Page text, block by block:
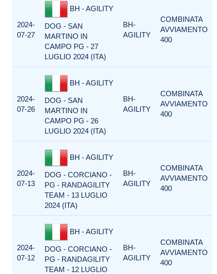
2024-
07-27
BH - AGILITY
DOG - SAN
MARTINO IN
CAMPO PG - 27
LUGLIO 2024 (ITA)
BH-
AGILITY
COMBINATA
AVVIAMENTO
400
2024-
07-26
BH - AGILITY
DOG - SAN
MARTINO IN
CAMPO PG - 26
LUGLIO 2024 (ITA)
BH-
AGILITY
COMBINATA
AVVIAMENTO
400
2024-
07-13
BH - AGILITY
DOG - CORCIANO -
PG - RANDAGILITY
TEAM - 13 LUGLIO
2024 (ITA)
BH-
AGILITY
COMBINATA
AVVIAMENTO
400
2024-
07-12
BH - AGILITY
DOG - CORCIANO -
PG - RANDAGILITY
TEAM - 12 LUGLIO
BH-
AGILITY
COMBINATA
AVVIAMENTO
400